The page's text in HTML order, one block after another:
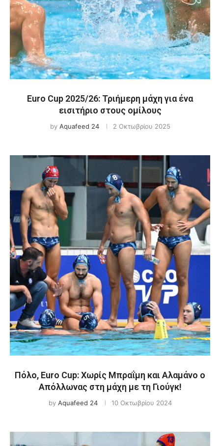
Euro Cup 2025/26: Τριήμερη μάχη για ένα
εισιτήριο στους ομίλους
by Aquafeed 24 2 Οκτωβρίου 2025
Πόλο, Euro Cup: Χωρίς Μπραΐμη και Αλαμάνο ο
Απόλλωνας στη μάχη με τη Γιούγκ!
by Aquafeed 24 10 Οκτωβρίου 2024